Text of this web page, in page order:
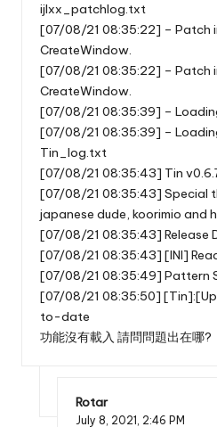
ijlxx_patchlog.txt
[07/08/21 08:35:22] – Patch
CreateWindow.
[07/08/21 08:35:22] – Patch
CreateWindow.
[07/08/21 08:35:39] –
[07/08/21 08:35:39] –
Tin_log.txt
[07/08/21 08:35:43] Tin
[07/08/21 08:35:43] Special
japanese dude, koorimio and
[07/08/21 08:35:43] Release
[07/08/21 08:35:43] [INI]
[07/08/21 08:35:49] Pattern
[07/08/21 08:35:50]
to-date
功能沒有載入 請問問題出在哪?
Rotar
July 8, 2021, 2:46 PM